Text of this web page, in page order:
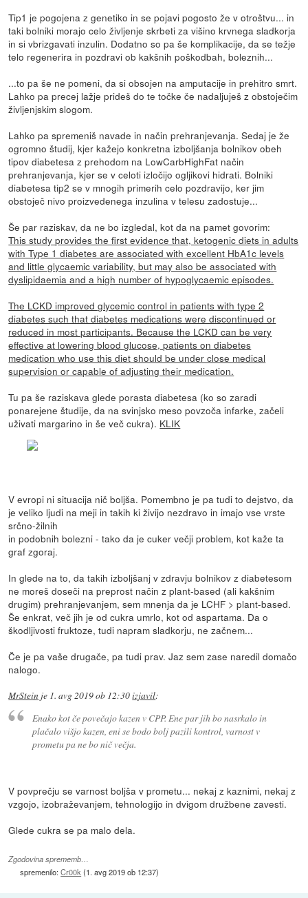
Tip1 je pogojena z genetiko in se pojavi pogosto že v otroštvu... in
taki bolniki morajo celo življenje skrbeti za višino krvnega sladkorja
in si vbrizgavati inzulin. Dodatno so pa še komplikacije, da se težje
telo regenerira in pozdravi ob kakšnih poškodbah, boleznih...
...to pa še ne pomeni, da si obsojen na amputacije in prehitro smrt.
Lahko pa precej lažje prideš do te točke če nadaljuješ z obstoječim
življenjskim slogom.
Lahko pa spremeniš navade in način prehranjevanja. Sedaj je že
ogromno študij, kjer kažejo konkretna izboljšanja bolnikov obeh
tipov diabetesa z prehodom na LowCarbHighFat način
prehranjevanja, kjer se v celoti izločijo ogljikovi hidrati. Bolniki
diabetesa tip2 se v mnogih primerih celo pozdravijo, ker jim
obstoječ nivo proizvedenega inzulina v telesu zadostuje...
Še par raziskav, da ne bo izgledal, kot da na pamet govorim:
This study provides the first evidence that, ketogenic diets in adults
with Type 1 diabetes are associated with excellent HbA1c levels
and little glycaemic variability, but may also be associated with
dyslipidaemia and a high number of hypoglycaemic episodes.
The LCKD improved glycemic control in patients with type 2
diabetes such that diabetes medications were discontinued or
reduced in most participants. Because the LCKD can be very
effective at lowering blood glucose, patients on diabetes
medication who use this diet should be under close medical
supervision or capable of adjusting their medication.
Tu pa še raziskava glede porasta diabetesa (ko so zaradi
ponarejene študije, da na svinjsko meso povzoča infarke, začeli
uživati margarino in še več cukra). KLIK
V evropi ni situacija nič boljša. Pomembno je pa tudi to dejstvo, da
je veliko ljudi na meji in takih ki živijo nezdravo in imajo vse vrste
srčno-žilnih
in podobnih bolezni - tako da je cuker večji problem, kot kaže ta
graf zgoraj.
In glede na to, da takih izboljšanj v zdravju bolnikov z diabetesom
ne moreš doseči na preprost način z plant-based (ali kakšnim
drugim) prehranjevanjem, sem mnenja da je LCHF > plant-based.
Še enkrat, več jih je od cukra umrlo, kot od aspartama. Da o
škodljivosti fruktoze, tudi napram sladkorju, ne začnem...
Če je pa vaše drugače, pa tudi prav. Jaz sem zase naredil domačo
nalogo.
MrStein je 1. avg 2019 ob 12:30izjavil:
Enako kot če povečajo kazen v CPP. Ene par jih bo nasrkalo in
plačalo višjo kazen, eni se bodo bolj pazili kontrol, varnost v
prometu pa ne bo nič večja.
V povprečju se varnost boljša v prometu... nekaj z kaznimi, nekaj z
vzgojo, izobraževanjem, tehnologijo in dvigom družbene zavesti.
Glede cukra se pa malo dela.
Zgodovina sprememb…
spremenilo:Cr00k (1. avg 2019 ob 12:37)